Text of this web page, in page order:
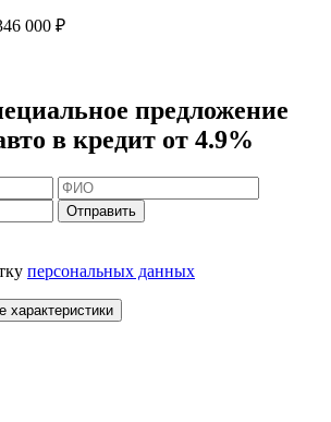
000 ₽
предложение
в кредит от 4.9%
Отправить
персональных данных
характеристики